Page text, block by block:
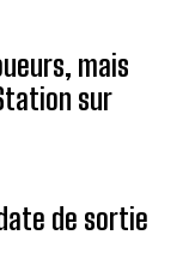
mais
sur
de sortie